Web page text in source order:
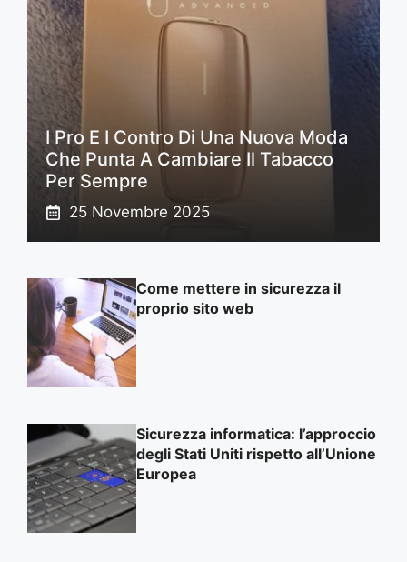
I Pro E I Contro Di Una Nuova Moda
Che Punta A Cambiare Il Tabacco
Per Sempre
25 Novembre 2025
Come mettere in sicurezza il
proprio sito web
Sicurezza informatica: l’approccio
degli Stati Uniti rispetto all’Unione
Europea